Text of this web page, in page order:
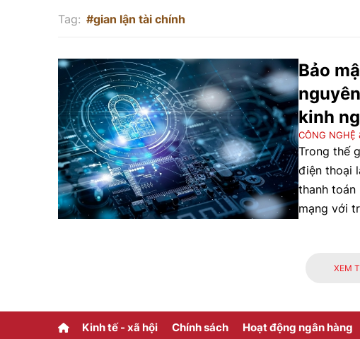
Tag: #gian lận tài chính
Bảo
kinh
CÔNG NGHỆ
Trong thế
điện thoại
thanh toán
mạng với
đang XEM
Kinh tế - xã hội Chính sách Hoạt động ngân hàng